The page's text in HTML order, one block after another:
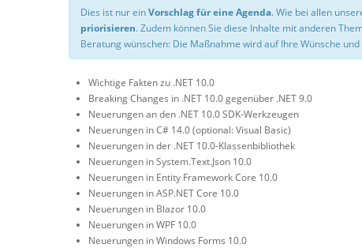
Dies ist nur einVorschlag für eine Agenda. Wie bei allen
priorisieren. Zudem können Sie diese Inhalte mit anderen
Beratung wünschen: Die Maßnahme wird auf Ihre Wünsche
Wichtige Fakten zu .NET 10.0
Breaking Changes in .NET 10.0 gegenüber .NET 9.0
Neuerungen an den .NET 10.0 SDK-Werkzeugen
Neuerungen in C# 14.0 (optional: Visual Basic)
Neuerungen in der .NET 10.0-Klassenbibliothek
Neuerungen in System.Text.Json 10.0
Neuerungen in Entity Framework Core 10.0
Neuerungen in ASP.NET Core 10.0
Neuerungen in Blazor 10.0
Neuerungen in WPF 10.0
Neuerungen in Windows Forms 10.0